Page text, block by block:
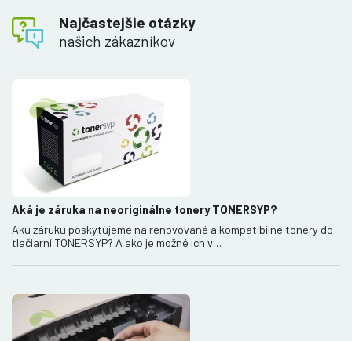
Najčastejšie otázky
našich zákazníkov
Aká je záruka na neoriginálne tonery TONERSYP?
Akú záruku poskytujeme na renovované a kompatibilné tonery do
tlačiarní TONERSYP? A ako je možné ich v…